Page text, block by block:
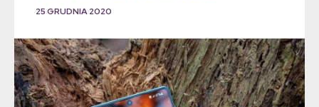
25 GRUDNIA 2020